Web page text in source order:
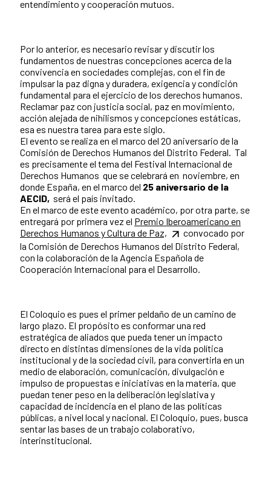
entendimiento y cooperación mutuos.
Por lo anterior, es necesario revisar y discutir los
fundamentos de nuestras concepciones acerca de la
convivencia en sociedades complejas, con el fin de
impulsar la paz digna y duradera, exigencia y condición
fundamental para el ejercicio de los derechos humanos.
Reclamar paz con justicia social, paz en movimiento,
acción alejada de nihilismos y concepciones estáticas,
esa es nuestra tarea para este siglo.
El evento se realiza en el marco del 20 aniversario de la
Comisión de Derechos Humanos del Distrito Federal. Tal
es precisamente el tema del Festival Internacional de
Derechos Humanos que se celebrará en noviembre, en
donde España, en el marco del 25 aniversario de la
AECID, será el país invitado.
En el marco de este evento académico, por otra parte, se
entregará por primera vez el Premio Iberoamericano en
Derechos Humanos y Cultura de Paz,
convocado por
la Comisión de Derechos Humanos del Distrito Federal,
con la colaboración de la Agencia Española de
Cooperación Internacional para el Desarrollo.
El Coloquio es pues el primer peldaño de un camino de
largo plazo. El propósito es conformar una red
estratégica de aliados que pueda tener un impacto
directo en distintas dimensiones de la vida política
institucional y de la sociedad civil, para convertirla en un
medio de elaboración, comunicación, divulgación e
impulso de propuestas e iniciativas en la materia, que
puedan tener peso en la deliberación legislativa y
capacidad de incidencia en el plano de las políticas
públicas, a nivel local y nacional. El Coloquio, pues, busca
sentar las bases de un trabajo colaborativo,
interinstitucional.